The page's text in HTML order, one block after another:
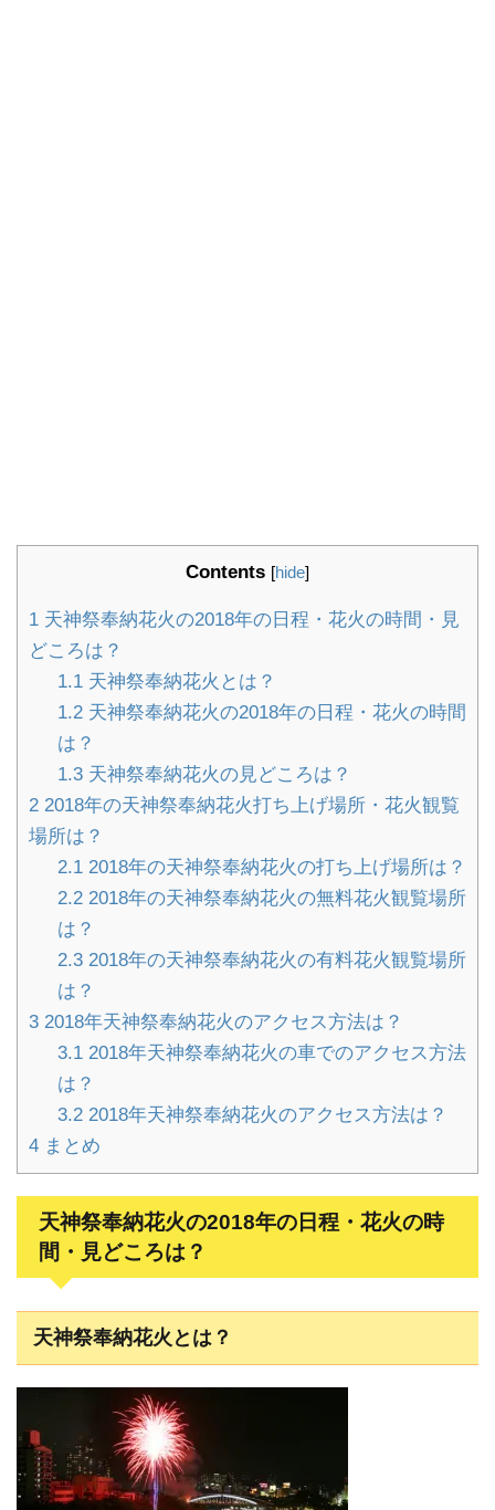
Contents [hide]
1 天神祭奉納花火の2018年の日程・花火の時間・見
どころは？
1.1天神祭奉納花火とは？
1.2天神祭奉納花火の2018年の日程・花火の時間
は？
1.3天神祭奉納花火の見どころは？
2 2018年の天神祭奉納花火打ち上げ場所・花火観覧
場所は？
2.12018年の天神祭奉納花火の打ち上げ場所は？
2.22018年の天神祭奉納花火の無料花火観覧場所
は？
2.32018年の天神祭奉納花火の有料花火観覧場所
は？
3 2018年天神祭奉納花火のアクセス方法は？
3.12018年天神祭奉納花火の車でのアクセス方法
は？
3.22018年天神祭奉納花火のアクセス方法は？
4 まとめ
天神祭奉納花火の2018年の日程・花火の時
間・見どころは？
天神祭奉納花火とは？